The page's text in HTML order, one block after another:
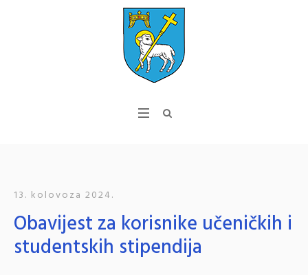
13. kolovoza 2024.
Obavijest za korisnike učeničkih i
studentskih stipendija